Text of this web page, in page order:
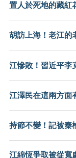
置人於死地的藏紅
胡訪上海！老江的
江慘敗！習近平李
江澤民在這兩方面
持節不變！記被秦
江綿恆爭取被從寬